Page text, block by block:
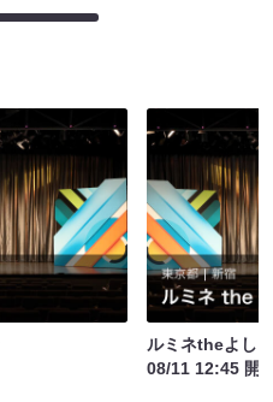
ルミネtheよし
08/11 12:45 開